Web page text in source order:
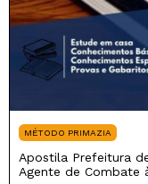
MÉTODO PRIMAZIA
Apostila Prefeitura
Agente de Combate